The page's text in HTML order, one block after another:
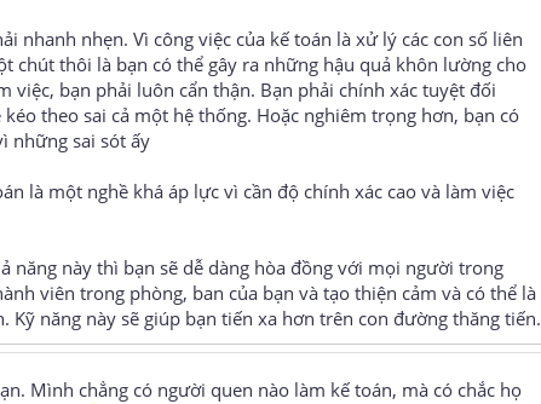
nhanh nhẹn. Vì công việc của kế toán là xử lý các con số liên
chút thôi là bạn có thể gây ra những hậu quả khôn lường cho
việc, bạn phải luôn cẩn thận. Bạn phải chính xác tuyệt đối
theo sai cả một hệ thống. Hoặc nghiêm trọng hơn, bạn có
những sai sót ấy
là một nghề khá áp lực vì cần độ chính xác cao và làm việc
năng này thì bạn sẽ dễ dàng hòa đồng với mọi người trong
viên trong phòng, ban của bạn và tạo thiện cảm và có thể là
Kỹ năng này sẽ giúp bạn tiến xa hơn trên con đường thăng tiến.
Mình chẳng có người quen nào làm kế toán, mà có chắc họ